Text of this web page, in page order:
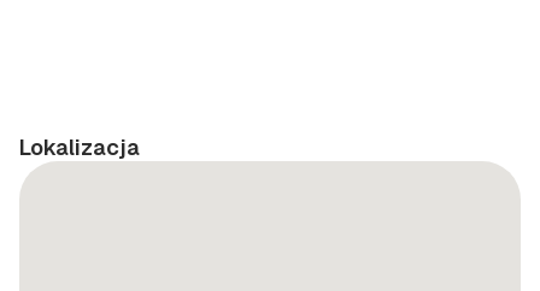
Lokalizacja